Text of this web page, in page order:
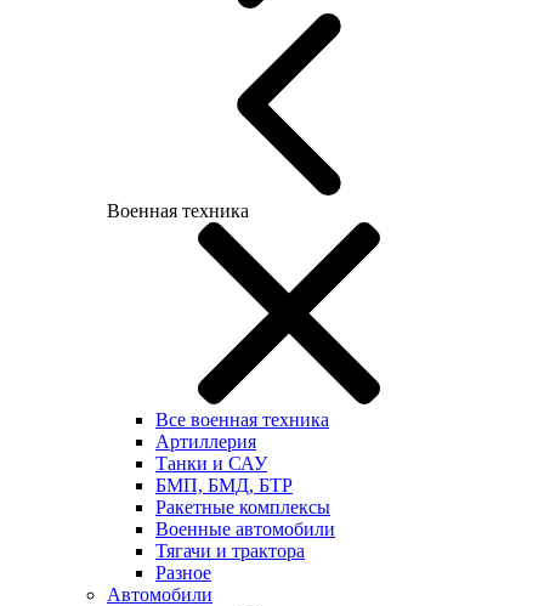
Военная техника
Все военная техника
Артиллерия
Танки и САУ
БМП, БМД, БТР
Ракетные комплексы
Военные автомобили
Тягачи и трактора
Разное
Автомобили